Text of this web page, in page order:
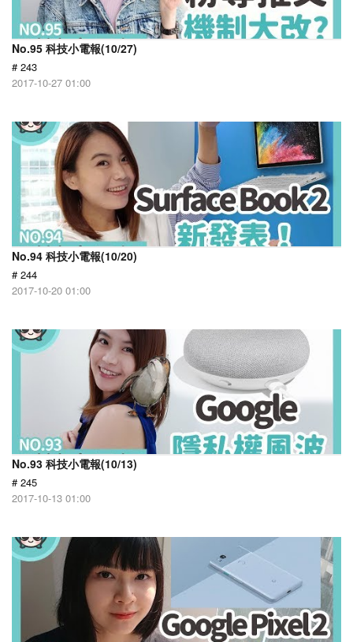
No.95 科技小電報(10/27)
# 243
2017-10-27 01:00
No.94 科技小電報(10/20)
# 244
2017-10-20 01:00
No.93 科技小電報(10/13)
# 245
2017-10-13 01:00